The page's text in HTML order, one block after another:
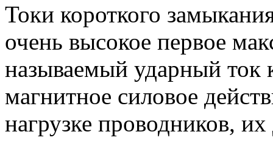
Токи короткого
очень высокое первое
называемый ударный ток
магнитное силовое
нагрузке проводников,